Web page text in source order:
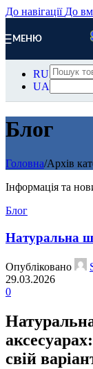
До навігації До
МЕНЮ
RU
UA
Блог
Головна/Архів
Інформація та
Блог
Натуральна
Опубліковано
29.03.2026
0
свій